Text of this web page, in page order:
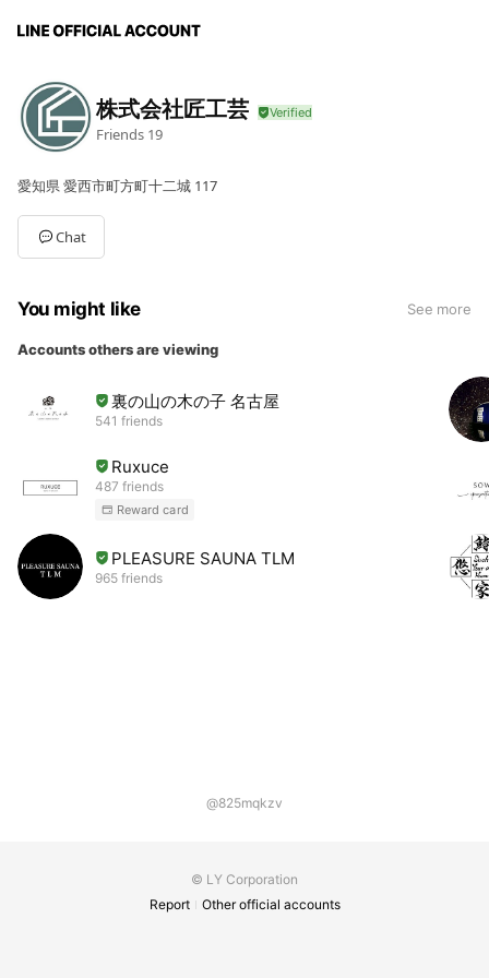
株式会社匠工芸
Friends 19
愛知県 愛西市町方町十二城 117
Chat
You might like See more
Accounts others are viewing
裏の山の木の子 名古屋
541 friends
Ruxuce
487 friends
Reward card
PLEASURE SAUNA TLM
965 friends
@825mqkzv
© LY Corporation
Report
Other official accounts